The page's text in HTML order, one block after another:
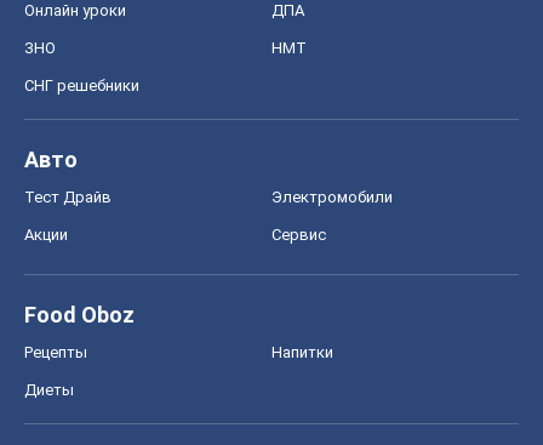
Онлайн уроки ДПА
ЗНО НМТ
СНГ решебники
Авто
Тест Драйв Электромобили
Акции Сервис
Food Oboz
Рецепты Напитки
Диеты